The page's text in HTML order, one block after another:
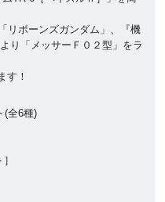
リボーンズガンダム」、『機
り「メッサーＦ０２型」をラ
す！
(全6種)